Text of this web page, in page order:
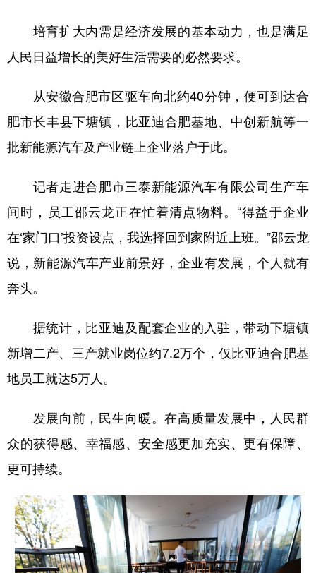
培育扩大内需是经济发展的基本动力，也是满足
人民日益增长的美好生活需要的必然要求。
从安徽合肥市区驱车向北约40分钟，便可到达合
肥市长丰县下塘镇，比亚迪合肥基地、中创新航等一
批新能源汽车及产业链上企业落户于此。
记者走进合肥市三泰新能源汽车有限公司生产车
间时，员工邵云龙正在忙着清点物料。“得益于企业
在‘家门口’投资设点，我选择回到家附近上班。”邵云龙
说，新能源汽车产业前景好，企业有发展，个人就有
奔头。
据统计，比亚迪及配套企业的入驻，带动下塘镇
新增二产、三产就业岗位约7.2万个，仅比亚迪合肥基
地员工就达5万人。
发展向前，民生向暖。在高质量发展中，人民群
众的获得感、幸福感、安全感更加充实、更有保障、
更可持续。